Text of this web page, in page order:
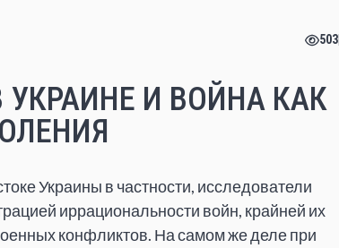
503
И ВОЙНА КАК
Украины в частности, исследователи
иррациональности войн, крайней их
конфликтов. На самом же деле при